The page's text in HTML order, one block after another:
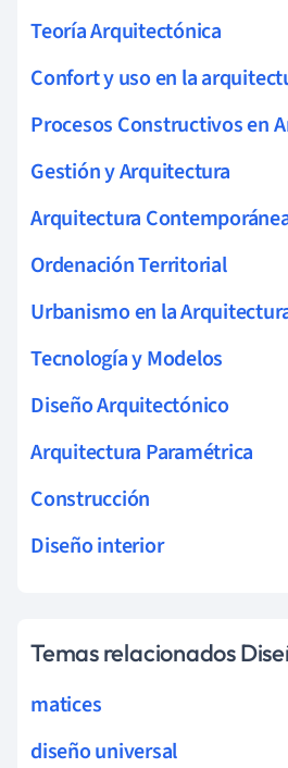
Teoría Arquitectónica
Confort y uso en la
Procesos Constructivos en
Gestión y Arquitectura
Arquitectura
Ordenación Territorial
Urbanismo en la
Tecnología y Modelos
Diseño Arquitectónico
Arquitectura Paramétrica
Construcción
Diseño interior
Temas relacionados
matices
diseño universal